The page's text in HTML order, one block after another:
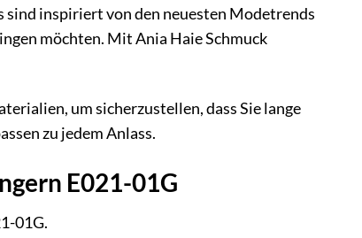
sind inspiriert von den neuesten Modetrends
möchten. Mit Ania Haie Schmuck
um sicherzustellen, dass Sie lange
zu jedem Anlass.
E021-01G
01G.